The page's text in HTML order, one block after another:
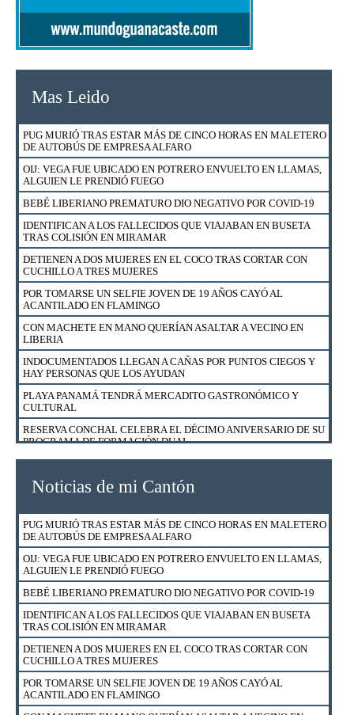
Mas Leido
PUG MURIÓ TRAS ESTAR MÁS DE CINCO HORAS EN MALETERO
DE AUTOBÚS DE EMPRESA ALFARO
OIJ: VEGA FUE UBICADO EN POTRERO ENVUELTO EN LLAMAS,
ALGUIEN LE PRENDIÓ FUEGO
BEBÉ LIBERIANO PREMATURO DIO NEGATIVO POR COVID-19
IDENTIFICAN A LOS FALLECIDOS QUE VIAJABAN EN BUSETA
TRAS COLISIÓN EN MIRAMAR
DETIENEN A DOS MUJERES EN EL COCO TRAS CORTAR CON
CUCHILLO A TRES MUJERES
POR TOMARSE UN SELFIE JOVEN DE 19 AÑOS CAYÓ AL
ACANTILADO EN FLAMINGO
CON MACHETE EN MANO QUERÍAN ASALTAR A VECINO EN
LIBERIA
INDOCUMENTADOS LLEGAN A CAÑAS POR PUNTOS CIEGOS Y
HAY PERSONAS QUE LOS AYUDAN
PLAYA PANAMÁ TENDRÁ MERCADITO GASTRONÓMICO Y
CULTURAL
RESERVA CONCHAL CELEBRA EL DÉCIMO ANIVERSARIO DE SU
PROGRAMA DE FORMACIÓN DUAL
FUERZA PÚBLICA RESCATÓ A 23 GALLOS DE NICOYA
DETIENEN A HOMBRE Y MUJER EN BARRIO ESQUIPULAS EN
SANTA CRUZ
EXTRANJEROS EN CONDICIÓN DE TURISTAS PODRÁN UTILIZAR
SU LICENCIA DE CONDUCIR HASTA EL 18 DE AGOSTO
¿CÓMO APLICAR PARA UN FINANCIAMIENTO DE VIVIENDA CON
BONO EN EL BANCO NACIONAL?
DETIENEN A VENDEDOR DE DROGA AL MENUDEO EN CURIME
NICOYA
CAZADOR DETENIDO CON CARNE DE LA ESPECIE VENADO
COLA BLANCA EN SECTOR MURCIÉLAGO DEL ACG
Noticias de mi Cantón
PUG MURIÓ TRAS ESTAR MÁS DE CINCO HORAS EN MALETERO
DE AUTOBÚS DE EMPRESA ALFARO
OIJ: VEGA FUE UBICADO EN POTRERO ENVUELTO EN LLAMAS,
ALGUIEN LE PRENDIÓ FUEGO
BEBÉ LIBERIANO PREMATURO DIO NEGATIVO POR COVID-19
IDENTIFICAN A LOS FALLECIDOS QUE VIAJABAN EN BUSETA
TRAS COLISIÓN EN MIRAMAR
DETIENEN A DOS MUJERES EN EL COCO TRAS CORTAR CON
CUCHILLO A TRES MUJERES
POR TOMARSE UN SELFIE JOVEN DE 19 AÑOS CAYÓ AL
ACANTILADO EN FLAMINGO